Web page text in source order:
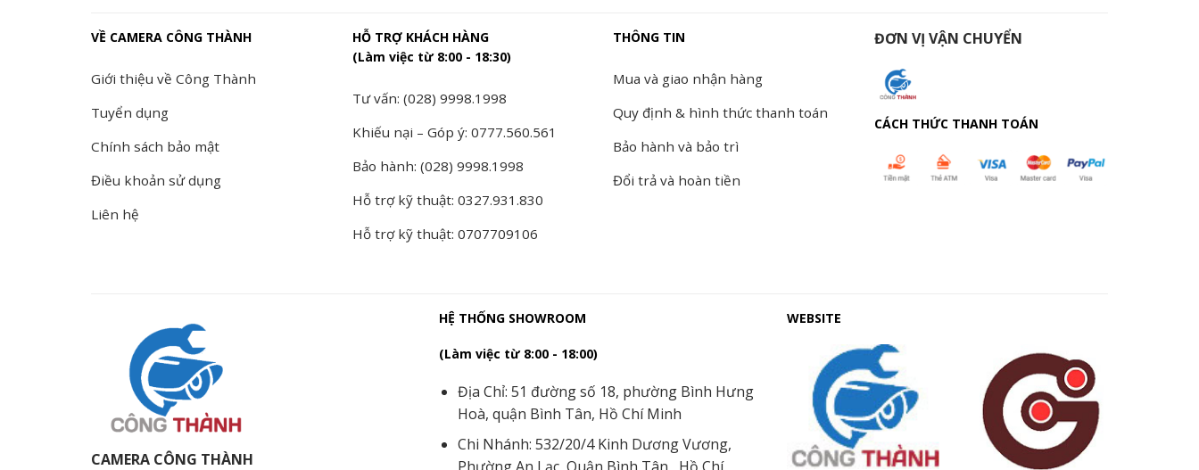
VỀ CAMERA CÔNG THÀNH
Giới thiệu về Công Thành
Tuyển dụng
Chính sách bảo mật
Điều khoản sử dụng
Liên hệ
HỖ TRỢ KHÁCH HÀNG
(Làm việc từ 8:00 - 18:30)
Tư vấn: (028) 9998.1998
Khiếu nại – Góp ý: 0777.560.561
Bảo hành: (028) 9998.1998
Hỗ trợ kỹ thuật: 0327.931.830
Hỗ trợ kỹ thuật: 0707709106
THÔNG TIN
Mua và giao nhận hàng
Quy định & hình thức thanh toán
Bảo hành và bảo trì
Đổi trả và hoàn tiền
ĐƠN VỊ VẬN CHUYỂN
CÁCH THỨC THANH TOÁN
CAMERA CÔNG THÀNH
HỆ THỐNG SHOWROOM
(Làm việc từ 8:00 - 18:00)
Địa Chỉ: 51 đường số 18, phường Bình Hưng
Hoà, quận Bình Tân, Hồ Chí Minh
Chi Nhánh: 532/20/4 Kinh Dương Vương,
WEBSITE